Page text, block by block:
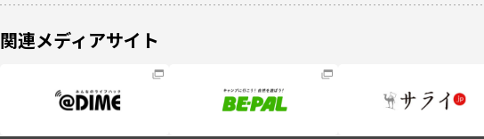
関連メディアサイト